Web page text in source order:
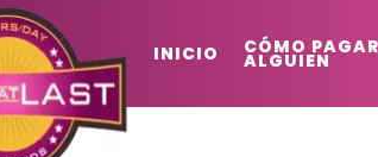
INICIO CÓMO
ALGUIEN